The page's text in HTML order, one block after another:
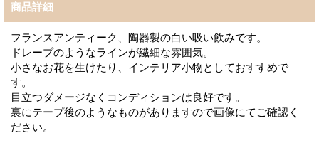
商品詳細
フランスアンティーク、陶器製の白い吸い飲みです。
ドレープのようなラインが繊細な雰囲気。
小さなお花を生けたり、インテリア小物としておすすめで
す。
目立つダメージなくコンディションは良好です。
裏にテープ後のようなものがありますので画像にてご確認く
ださい。